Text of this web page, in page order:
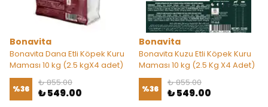
Bonavita
Bonavita Dana Etli Köpek Kuru
Maması 10 kg (2.5 kgX4 adet)
%36
₺ 855.00
₺ 549.00
Bonavita
Bonavita Kuzu Etli Köpek Kuru
Maması 10 kg (2.5 Kg X4 Adet)
%36
₺ 855.00
₺ 549.00